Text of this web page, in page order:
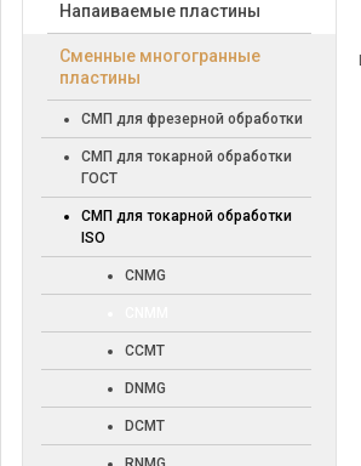
Напаиваемые пластины
Cменные многогранные
пластины
СМП для фрезерной обработки
СМП для токарной обработки
ГОСТ
СМП для токарной обработки
ISO
CNMG
CCMT
DNMG
DCMT